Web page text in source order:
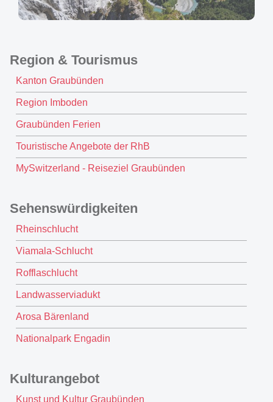
Region & Tourismus
Kanton Graubünden
Region Imboden
Graubünden Ferien
Touristische Angebote der RhB
MySwitzerland - Reiseziel Graubünden
Sehenswürdigkeiten
Rheinschlucht
Viamala-Schlucht
Rofflaschlucht
Landwasserviadukt
Arosa Bärenland
Nationalpark Engadin
Kulturangebot
Kunst und Kultur Graubünden